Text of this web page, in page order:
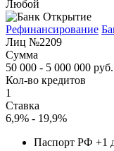
Любой
Рефинансирование
Лиц №2209
Сумма
50 000 - 5 000 000 руб.
Кол-во кредитов
1
Ставка
6,9% - 19,9%
Паспорт РФ +1